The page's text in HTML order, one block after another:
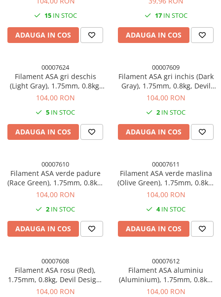
15IN STOC
ADAUGA IN COS
17IN STOC
ADAUGA IN COS
00007624
Filament ASA gri deschis
(Light Gray), 1.75mm, 0.8kg,
Devil Design, imprimanta 3D
104,00 RON
5 IN STOC
ADAUGA IN COS
00007609
Filament ASA gri inchis (Dark
Gray), 1.75mm, 0.8kg, Devil
Design, imprimanta 3D
104,00 RON
2 IN STOC
ADAUGA IN COS
00007610
Filament ASA verde padure
(Race Green), 1.75mm, 0.8kg,
Devil Design, imprimanta 3D
104,00 RON
2 IN STOC
ADAUGA IN COS
00007611
Filament ASA verde maslina
(Olive Green), 1.75mm, 0.8kg,
Devil Design, imprimanta 3D
104,00 RON
4IN STOC
ADAUGA IN COS
00007608
Filament ASA rosu (Red),
1.75mm, 0.8kg, Devil Design,
imprimanta 3D
104,00 RON
00007612
Filament ASA aluminiu
(Aluminium), 1.75mm, 0.8kg,
Devil Design, imprimanta 3D
104,00 RON